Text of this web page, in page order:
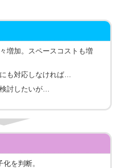
増加。スペースコストも増
も対応しなければ…
討したいが…
を判断。